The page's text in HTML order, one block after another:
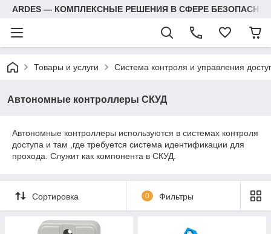
ARDES — КОМПЛЕКСНЫЕ РЕШЕНИЯ В СФЕРЕ
Товары и услуги Система контроля и управления
Автономные контроллеры СКУД
Автономные контроллеры используются в системах контроля
доступа и там ,где требуется система идентификации для
прохода. Служит как компонента в СКУД.
Сортировка 0 Фильтры